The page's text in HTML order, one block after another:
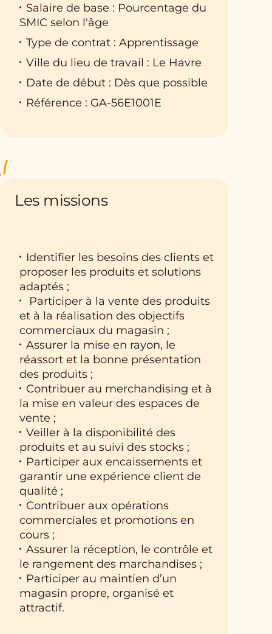
Salaire de base : Pourcentage du
SMIC selon l'âge
Type de contrat : Apprentissage
Ville du lieu de travail : Le Havre
Date de début : Dès que possible
Référence : GA-56E1001E
Les missions
Identifier les besoins des clients et
proposer les produits et solutions
adaptés ;
Participer à la vente des produits
et à la réalisation des objectifs
commerciaux du magasin ;
Assurer la mise en rayon, le
réassort et la bonne présentation
des produits ;
Contribuer au merchandising et à
la mise en valeur des espaces de
vente ;
Veiller à la disponibilité des
produits et au suivi des stocks ;
Participer aux encaissements et
garantir une expérience client de
qualité ;
Contribuer aux opérations
commerciales et promotions en
cours ;
Assurer la réception, le contrôle et
le rangement des marchandises ;
Participer au maintien d’un
magasin propre, organisé et
attractif.